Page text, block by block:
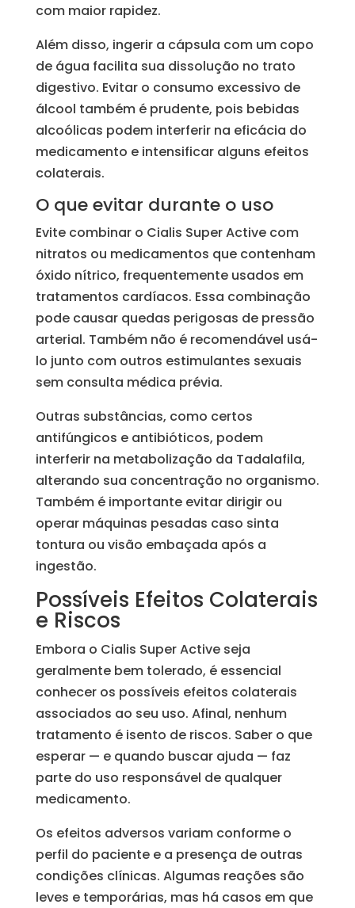
com maior rapidez.
Além disso, ingerir a cápsula com um copo
de água facilita sua dissolução no trato
digestivo. Evitar o consumo excessivo de
álcool também é prudente, pois bebidas
alcoólicas podem interferir na eficácia do
medicamento e intensificar alguns efeitos
colaterais.
O que evitar durante o uso
Evite combinar o Cialis Super Active com
nitratos ou medicamentos que contenham
óxido nítrico, frequentemente usados em
tratamentos cardíacos. Essa combinação
pode causar quedas perigosas de pressão
arterial. Também não é recomendável usá-
lo junto com outros estimulantes sexuais
sem consulta médica prévia.
Outras substâncias, como certos
antifúngicos e antibióticos, podem
interferir na metabolização da Tadalafila,
alterando sua concentração no organismo.
Também é importante evitar dirigir ou
operar máquinas pesadas caso sinta
tontura ou visão embaçada após a
ingestão.
Possíveis Efeitos Colaterais
e Riscos
Embora o Cialis Super Active seja
geralmente bem tolerado, é essencial
conhecer os possíveis efeitos colaterais
associados ao seu uso. Afinal, nenhum
tratamento é isento de riscos. Saber o que
esperar — e quando buscar ajuda — faz
parte do uso responsável de qualquer
medicamento.
Os efeitos adversos variam conforme o
perfil do paciente e a presença de outras
condições clínicas. Algumas reações são
leves e temporárias, mas há casos em que